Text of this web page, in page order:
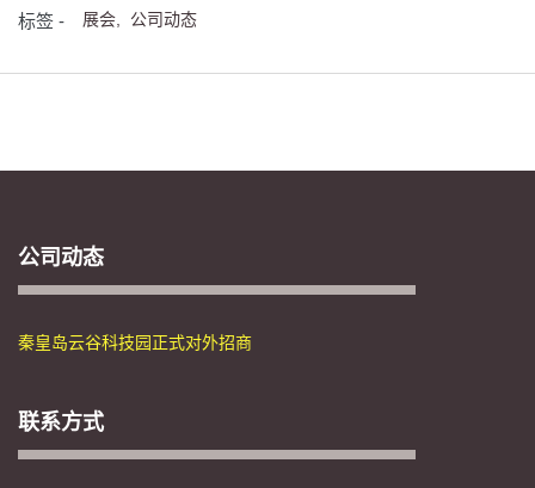
标签 - 展会, 公司动态
公司动态
秦皇岛云谷科技园正式对外招商
联系方式